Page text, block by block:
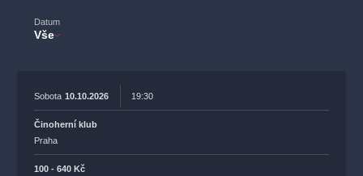
Datum
Vše
Sobota 10.10.2026 19:30
Činoherní klub
Praha
100 - 640 Kč